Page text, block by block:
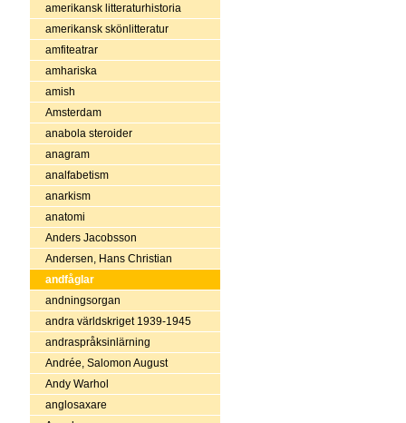
amerikansk litteraturhistoria
amerikansk skönlitteratur
amfiteatrar
amhariska
amish
Amsterdam
anabola steroider
anagram
analfabetism
anarkism
anatomi
Anders Jacobsson
Andersen, Hans Christian
andfåglar
andningsorgan
andra världskriget 1939-1945
andraspråksinlärning
Andrée, Salomon August
Andy Warhol
anglosaxare